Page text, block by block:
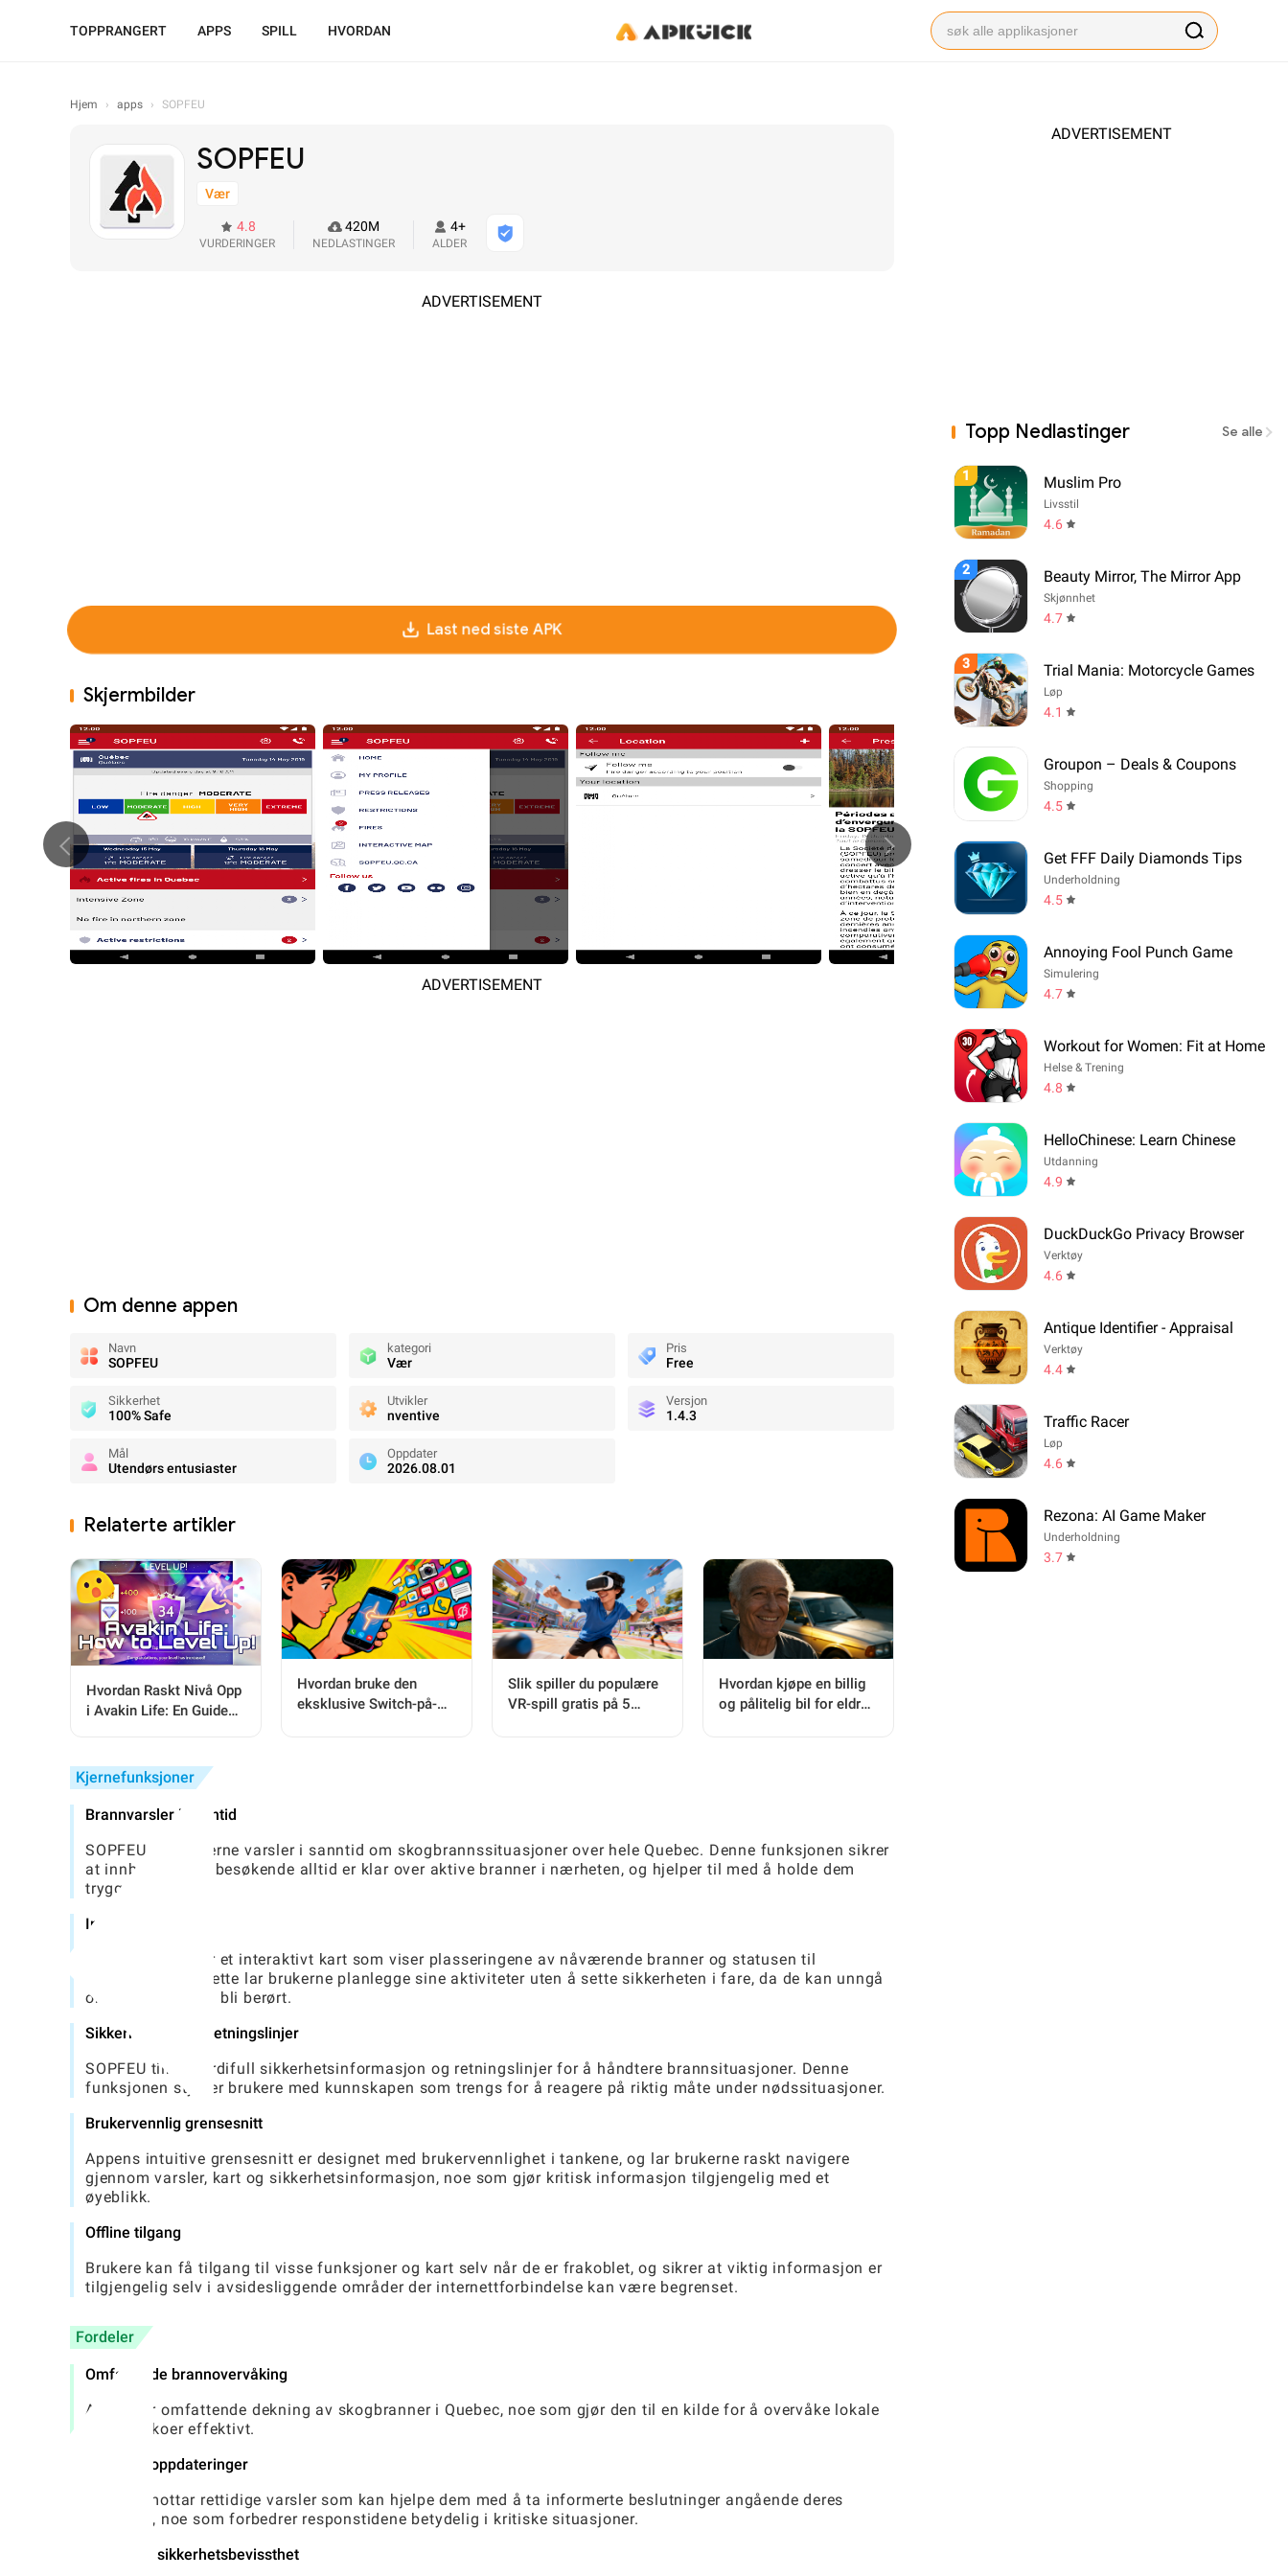
TOPPRANGERT APPS SPILL HVORDAN
Hjem › apps › SOPFEU
SOPFEU
Vær
4.8
VURDERINGER
420M
NEDLASTINGER
4+
ALDER
ADVERTISEMENT
Last ned siste APK
Skjermbilder
ADVERTISEMENT
Om denne appen
Navn
SOPFEU
kategori
Vær
Pris
Free
Sikkerhet
100% Safe
Utvikler
nventive
Versjon
1.4.3
Mål
Utendørs entusiaster
Oppdater
2026.08.01
Relaterte artikler
Hvordan Raskt Nivå Opp
i Avakin Life: En Guide
Hvordan bruke den
eksklusive Switch-på-
Slik spiller du populære
VR-spill gratis på 5
Hvordan kjøpe en billig
og pålitelig bil for eldre:
Kjernefunksjoner
Brannvarsler i sanntid
SOPFEU gir brukerne varsler i sanntid om skogbrannssituasjoner over hele Quebec. Denne funksjonen sikrer
at innbyggere og besøkende alltid er klar over aktive branner i nærheten, og hjelper til med å holde dem
trygge.
Interaktivt kart
Appen inneholder et interaktivt kart som viser plasseringene av nåværende branner og statusen til
brannslukking. Dette lar brukerne planlegge sine aktiviteter uten å sette sikkerheten i fare, da de kan unngå
områder som kan bli berørt.
Sikkerhetstips og retningslinjer
SOPFEU tilbyr verdifull sikkerhetsinformasjon og retningslinjer for å håndtere brannsituasjoner. Denne
funksjonen styrker brukere med kunnskapen som trengs for å reagere på riktig måte under nødssituasjoner.
Brukervennlig grensesnitt
Appens intuitive grensesnitt er designet med brukervennlighet i tankene, og lar brukerne raskt navigere
gjennom varsler, kart og sikkerhetsinformasjon, noe som gjør kritisk informasjon tilgjengelig med et
øyeblikk.
Offline tilgang
Brukere kan få tilgang til visse funksjoner og kart selv når de er frakoblet, og sikrer at viktig informasjon er
tilgjengelig selv i avsidesliggende områder der internettforbindelse kan være begrenset.
Fordeler
Omfattende brannovervåking
Appen gir omfattende dekning av skogbranner i Quebec, noe som gjør den til en kilde for å overvåke lokale
brannrisikoer effektivt.
Rettidige oppdateringer
Brukere mottar rettidige varsler som kan hjelpe dem med å ta informerte beslutninger angående deres
sikkerhet, noe som forbedrer responstidene betydelig i kritiske situasjoner.
Forbedret sikkerhetsbevissthet
ADVERTISEMENT
Topp Nedlastinger Se alle
1 Muslim Pro
Livsstil
4.6
2 Beauty Mirror, The Mirror App
Skjønnhet
4.7
3 Trial Mania: Motorcycle Games
Løp
4.1
Groupon – Deals & Coupons
Shopping
4.5
Get FFF Daily Diamonds Tips
Underholdning
4.5
Annoying Fool Punch Game
Simulering
4.7
Workout for Women: Fit at Home
Helse & Trening
4.8
HelloChinese: Learn Chinese
Utdanning
4.9
DuckDuckGo Privacy Browser
Verktøy
4.6
Antique Identifier - Appraisal
Verktøy
4.4
Traffic Racer
Løp
4.6
Rezona: AI Game Maker
Underholdning
3.7